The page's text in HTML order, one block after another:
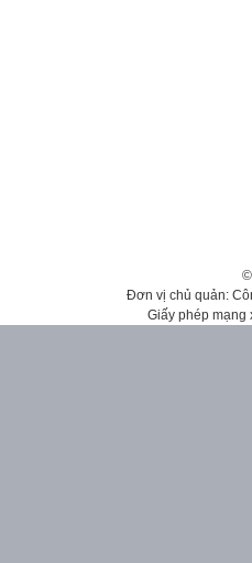
Đơn vị chủ quản:
Giấy phép mạng